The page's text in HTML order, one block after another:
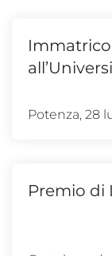
Potenza, 28
Premio di